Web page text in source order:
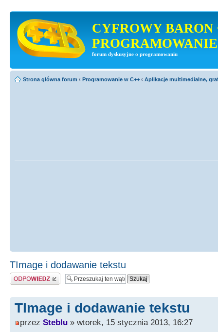
CYFROWY BARON
PROGRAMOWANIE
forum dyskusyjne o programowaniu
Strona główna forum ‹ Programowanie w C++ ‹ Aplikacje multimedialne,
TImage i dodawanie tekstu
Odpowiedz
TImage i dodawanie tekstu
przez Steblu » wtorek, 15 stycznia 2013, 16:27